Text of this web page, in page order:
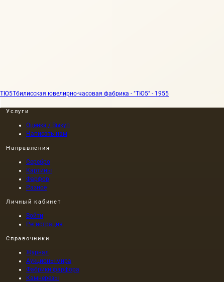
ТЮ5Тбилисская ювелирно-часовая фабрика - "ТЮ5" - 1955
Услуги
Оценка / Выкуп
Написать нам
Направления
Серебро
Картины
Фарфор
Разное
Личный кабинет
Войти
Регистрация
Справочники
Журнал
Аукционы мира
Фабрики фарфора
Камнерезы